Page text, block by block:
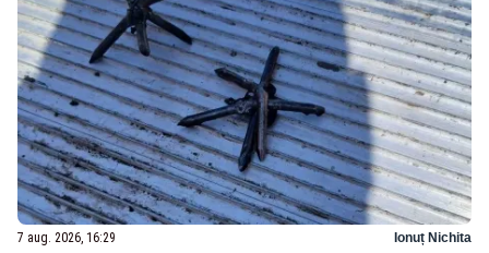
7 aug. 2026, 16:29 Ionuț Nichita